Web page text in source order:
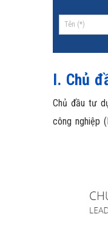
I. Chủ
Chủ đầu tư
công nghiệp